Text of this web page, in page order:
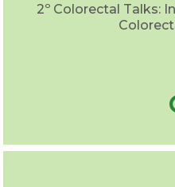
2º Colorectal Talks: